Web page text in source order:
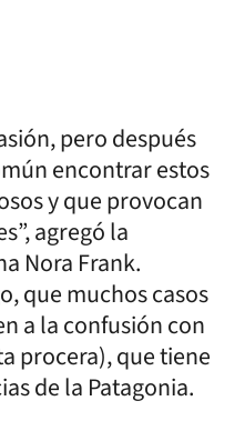
pero después
encontrar estos
y que provocan
agregó la
Nora Frank.
que muchos casos
a la confusión con
procera), que tiene
de la Patagonia.